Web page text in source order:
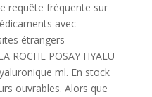
requête fréquente sur
avec
étrangers
ROCHE POSAY HYALU
ml. En stock
ouvrables. Alors que